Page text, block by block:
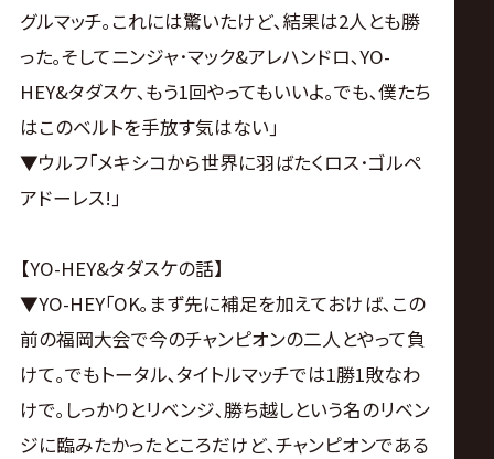
グルマッチ｡これには驚いたけど､結果は2人とも勝
った｡そしてニンジャ･マック&アレハンドロ､YO-
HEY&タダスケ､もう1回やってもいいよ｡でも､僕たち
はこのベルトを手放す気はない｣
▼ウルフ｢メキシコから世界に羽ばたくロス･ゴルペ
アドーレス!｣
【YO-HEY&タダスケの話】
▼YO-HEY｢OK｡まず先に補足を加えておけば､この
前の福岡大会で今のチャンピオンの二人とやって負
けて｡でもトータル､タイトルマッチでは1勝1敗なわ
けで｡しっかりとリベンジ､勝ち越しという名のリベン
ジに臨みたかったところだけど､チャンピオンである